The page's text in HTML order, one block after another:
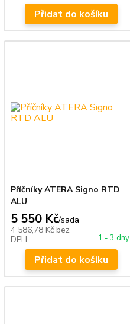
Přidat do košíku
Příčníky ATERA Signo RTD
ALU
5 550 Kč/sada
4 586,78 Kč bez
DPH
1 - 3 dny
Přidat do košíku